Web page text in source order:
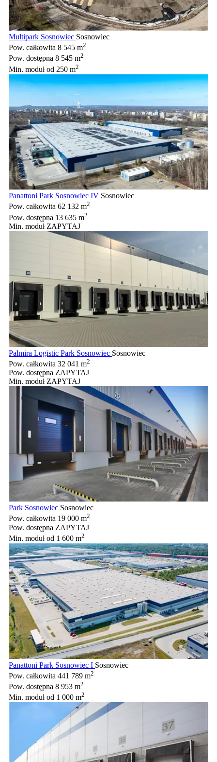
Multipark Sosnowiec Sosnowiec
Pow. całkowita 8 545 m2
Pow. dostępna 8 545 m2
Min. modułod 250 m2
Panattoni Park Sosnowiec IV Sosnowiec
Pow. całkowita 62 132 m2
Pow. dostępna 13 635 m2
Min. moduł ZAPYTAJ
Palmira Logistic Park Sosnowiec Sosnowiec
Pow. całkowita 32 041 m2
Pow. dostępna ZAPYTAJ
Min. moduł ZAPYTAJ
Park Sosnowiec Sosnowiec
Pow. całkowita 19 000 m2
Pow. dostępna ZAPYTAJ
Min. modułod 1 600 m2
Panattoni Park Sosnowiec I Sosnowiec
Pow. całkowita 441 789 m2
Pow. dostępna 8 953 m2
Min. modułod 1 000 m2